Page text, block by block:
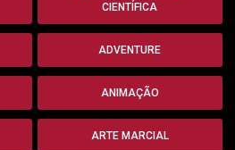
CIENTÍFICA
ADVENTURE
ANIMAÇÃO
ARTE MARCIAL